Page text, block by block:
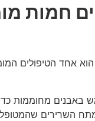
חמות
אחד הטיפולים
באבנים מחוממות
השרירים